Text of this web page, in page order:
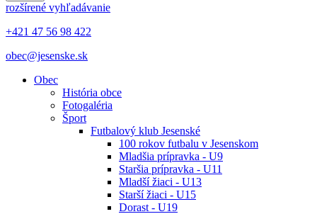
rozšírené vyhľadávanie
+421 47 56 98 422
obec@jesenske.sk
Obec
História obce
Fotogaléria
Šport
Futbalový klub Jesenské
100 rokov futbalu v Jesenskom
Mladšia prípravka - U9
Staršia prípravka - U11
Mladší žiaci - U13
Starší žiaci - U15
Dorast - U19